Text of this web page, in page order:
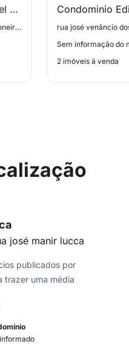
Condominio Edificio Carmel Vista Alta
rua josé venâncio dos santos 111, Pioneiros
Sem informação do
2 imóveis à venda
josé manir lucca
publicados por
trazer uma média